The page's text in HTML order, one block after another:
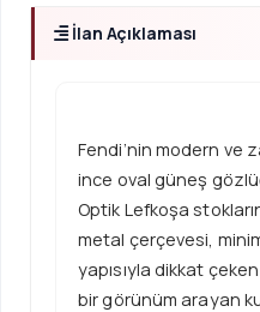
İlan Açıklaması
Fendi’nin modern ve
ince oval güneş
Optik Lefkoşa
metal çerçevesi,
yapısıyla dikkat
bir görünüm arayan